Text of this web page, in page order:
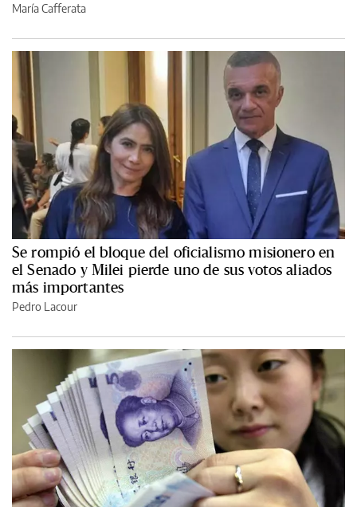
María Cafferata
Se rompió el bloque del oficialismo misionero en
el Senado y Milei pierde uno de sus votos aliados
más importantes
Pedro Lacour